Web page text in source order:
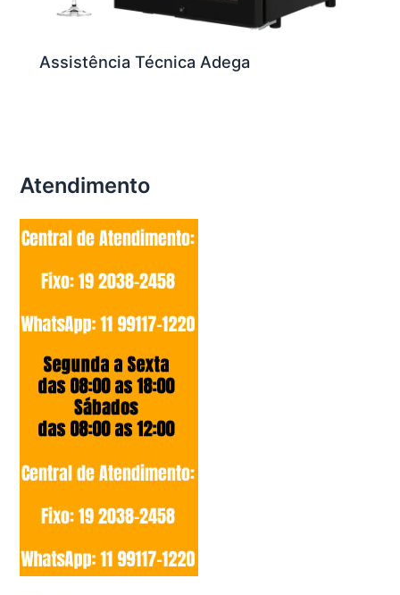
Assistência Técnica Adega
Atendimento